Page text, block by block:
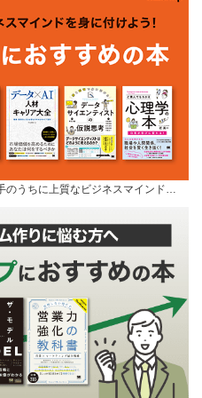
のうちに上質なビジネスマインド…